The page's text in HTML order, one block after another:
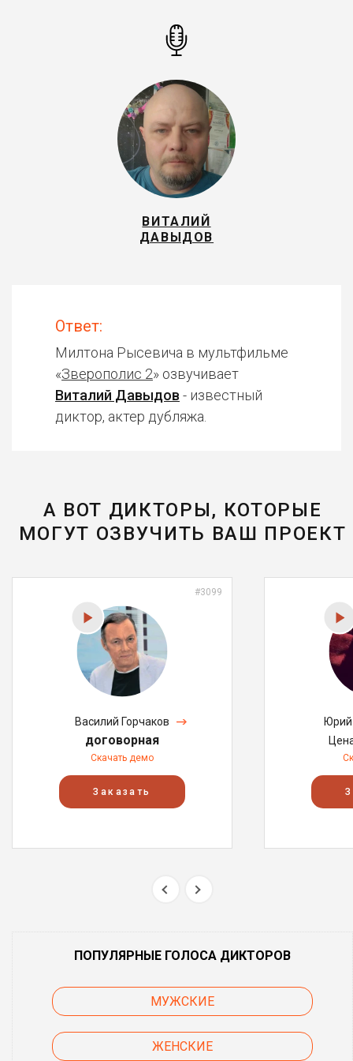
ВИТАЛИЙ
ДАВЫДОВ
Ответ:
Милтона Рысевича в мультфильме
«Зверополис 2» озвучивает
Виталий Давыдов - известный
диктор, актер дубляжа.
А ВОТ ДИКТОРЫ, КОТОРЫЕ
МОГУТ ОЗВУЧИТЬ ВАШ ПРОЕКТ
#3099
Василий Горчаков
договорная
Скачать демо
Заказать
ПОПУЛЯРНЫЕ ГОЛОСА ДИКТОРОВ
МУЖСКИЕ
ЖЕНСКИЕ